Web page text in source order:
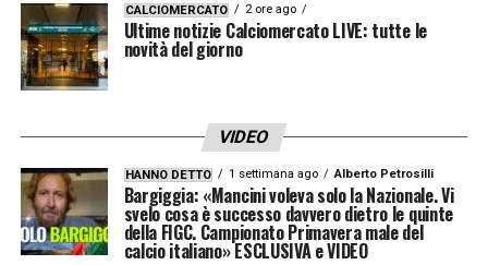
CALCIOMERCATO 2 ore ago
Ultime notizie Calciomercato LIVE: tutte le
novità del giorno
VIDEO
HANNO DETTO 1 settimana ago Alberto Petrosilli
Bargiggia: «Mancini voleva solo la Nazionale. Vi
svelo cosa è successo davvero dietro le quinte
della FIGC. Campionato Primavera male del
calcio italiano» ESCLUSIVA e VIDEO